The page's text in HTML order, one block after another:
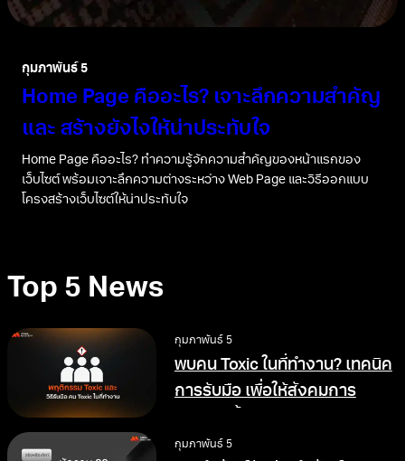
กุมภาพันธ์ 5
Home Page คืออะไร? เจาะลึกความสำคัญ
และ สร้างยังไงให้น่าประทับใจ
Home Page คืออะไร? ทำความรู้จักความสำคัญของหน้าแรกของ
เว็บไซต์ พร้อมเจาะลึกความต่างระหว่าง Web Page และวิธีออกแบบ
โครงสร้างเว็บไซต์ให้น่าประทับใจ
Top 5 News
กุมภาพันธ์ 5
พบคน Toxic ในที่ทำงาน? เทคนิค
การรับมือ เพื่อให้สังคมการ
กุมภาพันธ์ 5